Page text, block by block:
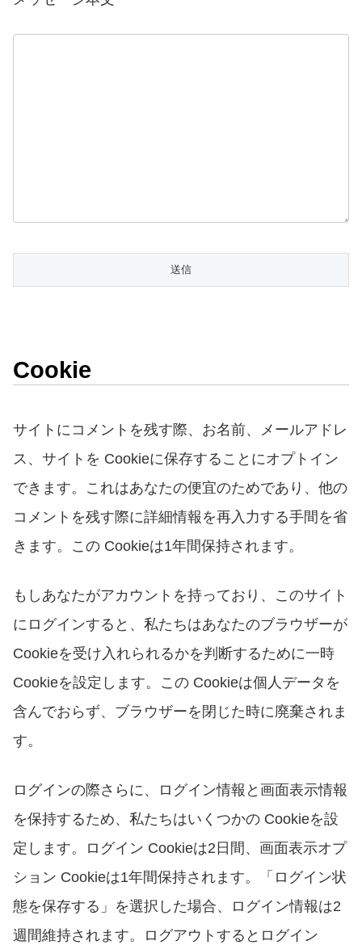
Cookie
サイトにコメントを残す際、お名前、メールアドレ
ス、サイトを Cookieに保存することにオプトイン
できます。これはあなたの便宜のためであり、他の
コメントを残す際に詳細情報を再入力する手間を省
きます。この Cookieは1年間保持されます。
もしあなたがアカウントを持っており、このサイト
にログインすると、私たちはあなたのブラウザーが
Cookieを受け入れられるかを判断するために一時
Cookieを設定します。この Cookieは個人データを
含んでおらず、ブラウザーを閉じた時に廃棄されま
す。
ログインの際さらに、ログイン情報と画面表示情報
を保持するため、私たちはいくつかの Cookieを設
定します。ログイン Cookieは2 日間、画面表示オプ
ション Cookieは1年間保持されます。「ログイン状
態を保存する」を選択した場合、ログイン情報は2
週間維持されます。ログアウトするとログイン